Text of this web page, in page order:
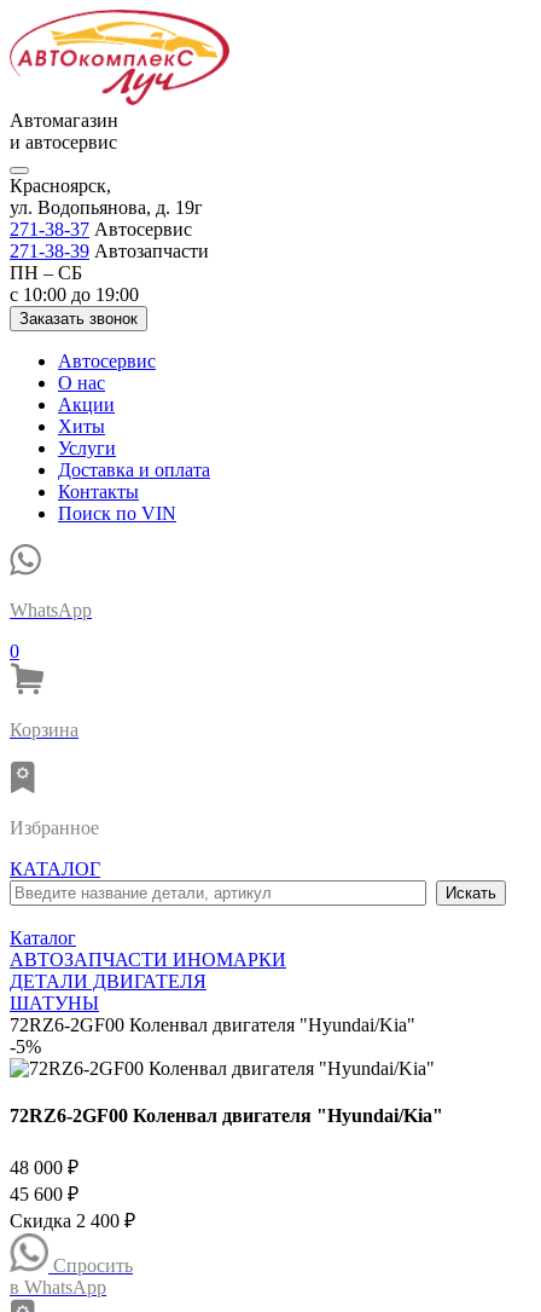
Автомагазин
и автосервис
Красноярск,
ул. Водопьянова, д. 19г
271-38-37 Автосервис
271-38-39 Автозапчасти
ПН – СБ
с 10:00 до 19:00
Заказать звонок
Автосервис
О нас
Акции
Хиты
Услуги
Доставка и оплата
Контакты
Поиск по VIN
WhatsApp
0
Корзина
Избранное
КАТАЛОГ
Каталог
АВТОЗАПЧАСТИ ИНОМАРКИ
ДЕТАЛИ ДВИГАТЕЛЯ
ШАТУНЫ
72RZ6-2GF00 Коленвал двигателя "Hyundai/Kia"
-5%
72RZ6-2GF00 Коленвал двигателя "Hyundai/Kia"
48 000 ₽
45 600 ₽
Скидка 2 400 ₽
Спросить
в WhatsApp